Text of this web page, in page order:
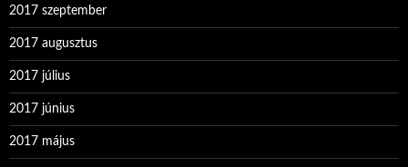
2017 szeptember
2017 augusztus
2017 július
2017 június
2017 május